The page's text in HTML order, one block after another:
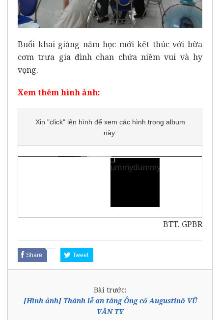
Buổi khai giảng năm học mới kết thúc với bữa
cơm trưa gia đình chan chứa niềm vui và hy
vọng.
Xem thêm hình ảnh:
Xin "click" lên hình để xem các hình trong album
này:
BTT. GPBR
Share Tweet
Bài trước:
[Hình ảnh] Thánh lễ an táng Ông cố Augustinô VŨ
VĂN TY